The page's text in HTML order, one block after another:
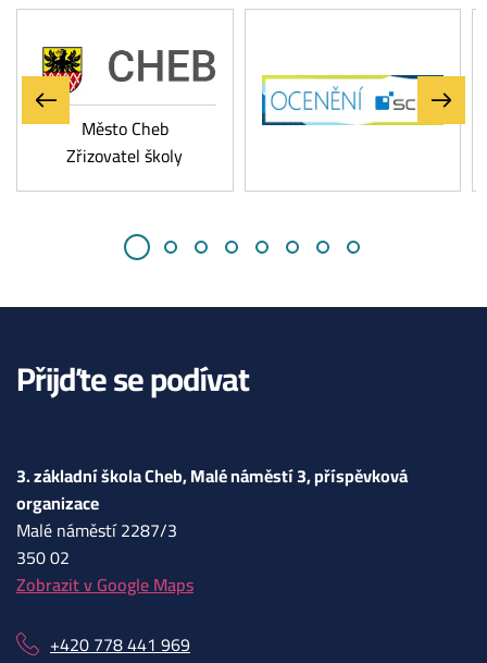
Město Cheb
Zřizovatel školy
Přijďte se podívat
3. základní škola Cheb, Malé náměstí 3, příspěvková
organizace
Malé náměstí 2287/3
350 02
Zobrazit v Google Maps
+420 778 441 969